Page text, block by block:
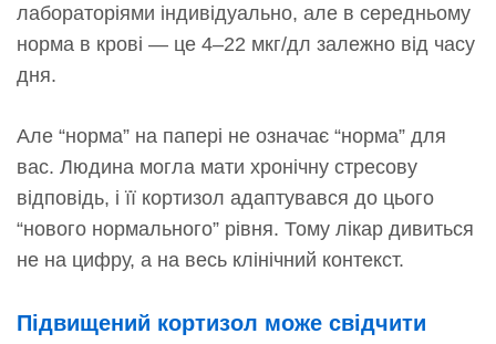
лабораторіями індивідуально, але в середньому
норма в крові — це 4–22 мкг/дл залежно від часу
дня.
Але “норма” на папері не означає “норма” для
вас. Людина могла мати хронічну стресову
відповідь, і її кортизол адаптувався до цього
“нового нормального” рівня. Тому лікар дивиться
не на цифру, а на весь клінічний контекст.
Підвищений кортизол може свідчити